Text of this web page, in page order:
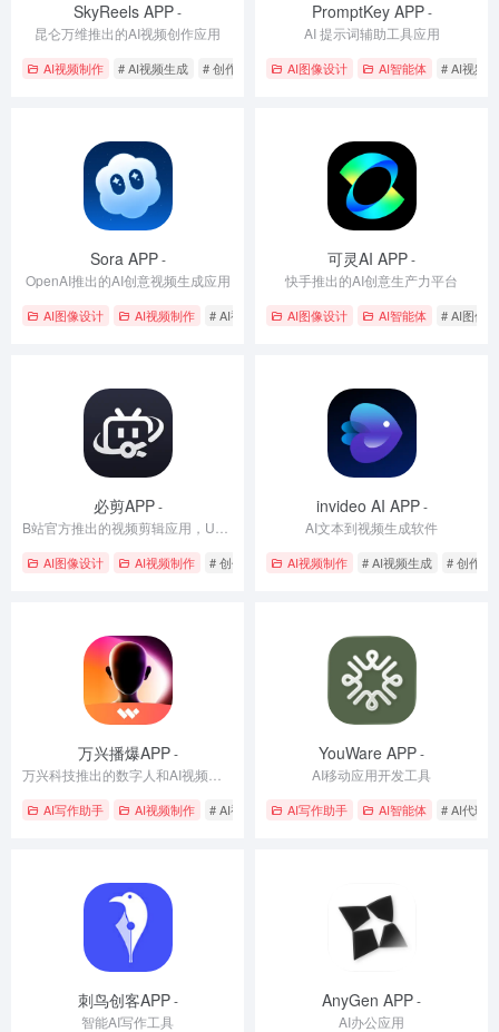
SkyReels APP-
昆仑万维推出的AI视频创作应用
AI视频制作 # AI视频生成 # 创作生成 # 视频模板
PromptKey APP-
AI 提示词辅助工具应用
AI图像设计 AI智能体 # AI视频
Sora APP-
OpenAI推出的AI创意视频生成应用
AI图像设计 AI视频制作 # AI视频生成 # 创作生成 # 多模态交互
可灵AI APP-
快手推出的AI创意生产力平台
AI图像设计 AI智能体 # AI图像
必剪APP-
AI图像设计 AI视频制作 # 创作生成 # 虚拟角色创建 # 视频编辑
invideo AI APP-
AI文本到视频生成软件
AI视频制作 # AI视频生成 # 创作生
万兴播爆APP-
AI写作助手 AI视频制作 # AI视频生成 # 创作生成 # 多语言配音
YouWare APP-
AI移动应用开发工具
AI写作助手 AI智能体 # AI代理
刺鸟创客APP-
智能AI写作工具
AnyGen APP-
AI办公应用